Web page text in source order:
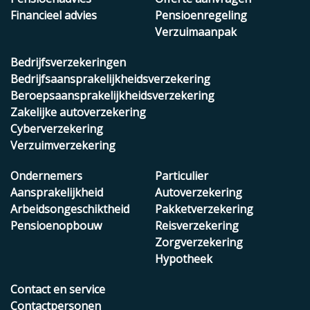
Financieel advies
Pensioenregeling
Verzuimaanpak
Bedrijfsverzekeringen
Bedrijfsaansprakelijkheidsverzekering
Beroepsaansprakelijkheidsverzekering
Zakelijke autoverzekering
Cyberverzekering
Verzuimverzekering
Ondernemers
Aansprakelijkheid
Arbeidsongeschiktheid
Pensioenopbouw
Particulier
Autoverzekering
Pakketverzekering
Reisverzekering
Zorgverzekering
Hypotheek
Contact en service
Contactpersonen